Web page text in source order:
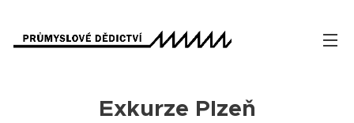
Exkurze Plzeň